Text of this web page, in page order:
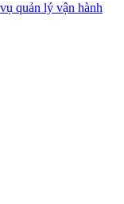
quản lý vận hành